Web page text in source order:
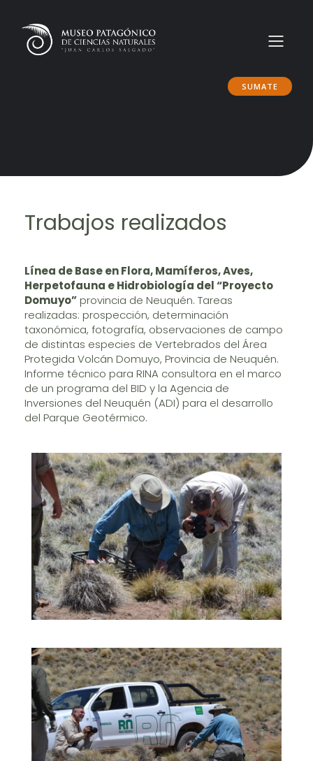
SUMATE
Trabajos realizados
Línea de Base en Flora, Mamíferos, Aves,
Herpetofauna e Hidrobiología del “Proyecto
Domuyo”provincia de Neuquén. Tareas
realizadas: prospección, determinación
taxonómica, fotografía, observaciones de campo
de distintas especies de Vertebrados del Área
Protegida Volcán Domuyo, Provincia de Neuquén.
Informe técnico para RINA consultora en el marco
de un programa del BID y la Agencia de
Inversiones del Neuquén (ADI) para el desarrollo
del Parque Geotérmico.